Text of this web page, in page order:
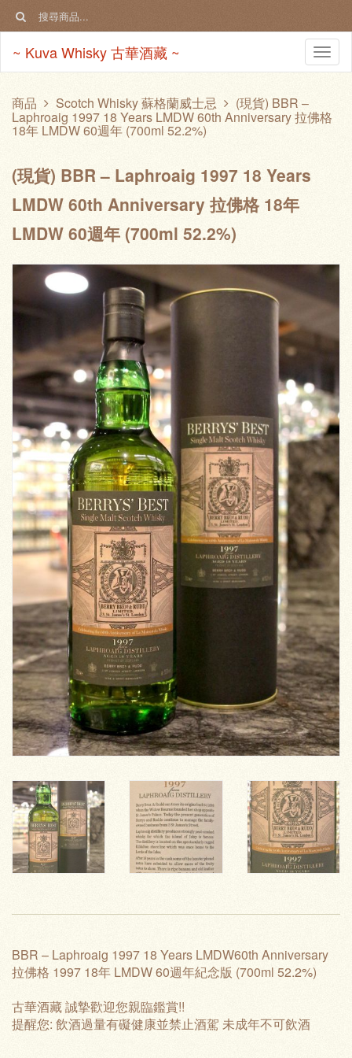
~ Kuva Whisky 古華酒藏 ~
商品 Scotch Whisky 蘇格蘭威士忌 (現貨) BBR –
Laphroaig 1997 18 Years LMDW 60th Anniversary 拉佛格
18年 LMDW 60週年 (700ml 52.2%)
(現貨) BBR – Laphroaig 1997 18 Years
LMDW 60th Anniversary 拉佛格 18年
LMDW 60週年 (700ml 52.2%)
BBR – Laphroaig 1997 18 Years LMDW60th Anniversary
拉佛格 1997 18年 LMDW 60週年紀念版 (700ml 52.2%)
古華酒藏 誠摯歡迎您親臨鑑賞!!
提醒您: 飲酒過量有礙健康並禁止酒駕 未成年不可飲酒